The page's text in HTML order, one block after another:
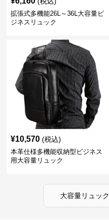
拡張式多機能26L～36L大容量ビ
ジネスリュック
¥10,570 (税込)
本革仕様多機能収納型ビジネス
用大容量リュック
大容量リュック